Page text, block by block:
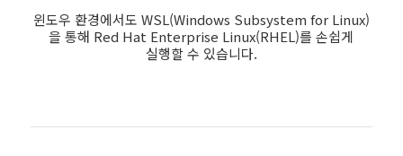
윈도우 환경에서도 WSL(Windows Subsystem for Linux)
을 통해 Red Hat Enterprise Linux(RHEL)를 손쉽게
실행할 수 있습니다.